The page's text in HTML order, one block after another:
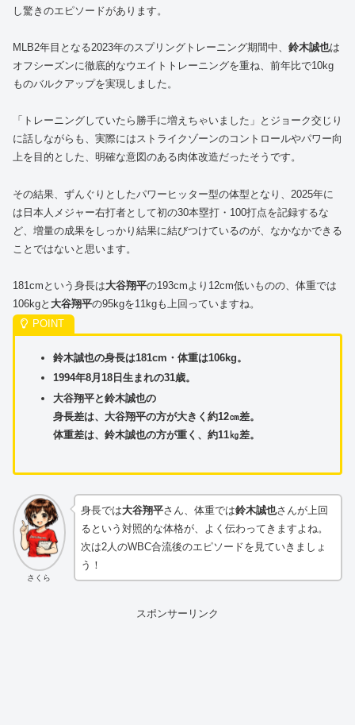
し驚きのエピソードがあります。
MLB2年目となる2023年のスプリングトレーニング期間中、 鈴木誠也は
オフシーズンに徹底的なウエイトトレーニングを重ね、前年比で10kg
ものバルクアップを実現しました。
「トレーニングしていたら勝手に増えちゃいました」とジョーク交じり
に話しながらも、実際にはストライクゾーンのコントロールやパワー向
上を目的とした、明確な意図のある肉体改造だったそうです。
その結果、ずんぐりとしたパワーヒッター型の体型となり、2025年に
は日本人メジャー右打者として初の30本塁打・100打点を記録するな
ど、増量の成果をしっかり結果に結びつけているのが、なかなかできる
ことではないと思います。
181cmという身長は大谷翔平の193cmより12cm低いものの、体重では
106kgと 大谷翔平の95kgを11kgも上回っていますね。
鈴木誠也の身長は181cm・体重は106kg。
1994年8月18日生まれの31歳。
大谷翔平と鈴木誠也の
身長差は、大谷翔平の方が大きく約12㎝差。
体重差は、鈴木誠也の方が重く、約11㎏差。
さくら
身長では大谷翔平さん、体重では鈴木誠也さんが上回
るという対照的な体格が、よく伝わってきますよね。
次は2人のWBC合流後のエピソードを見ていきましょ
う！
スポンサーリンク